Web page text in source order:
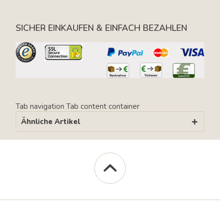
SICHER EINKAUFEN & EINFACH BEZAHLEN
Tab navigation Tab content container
Ähnliche Artikel